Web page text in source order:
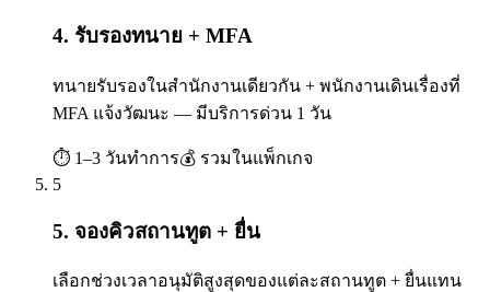
4. รับรองทนาย + MFA
ทนายรับรองในสำนักงานเดียวกัน + พนักงานเดินเรื่องที่
MFA แจ้งวัฒนะ — มีบริการด่วน 1 วัน
⏱ 1–3 วันทำการ💰 รวมในแพ็กเกจ
5
5. จองคิวสถานทูต + ยื่น
เลือกช่วงเวลาอนุมัติสูงสุดของแต่ละสถานทูต + ยื่นแทน